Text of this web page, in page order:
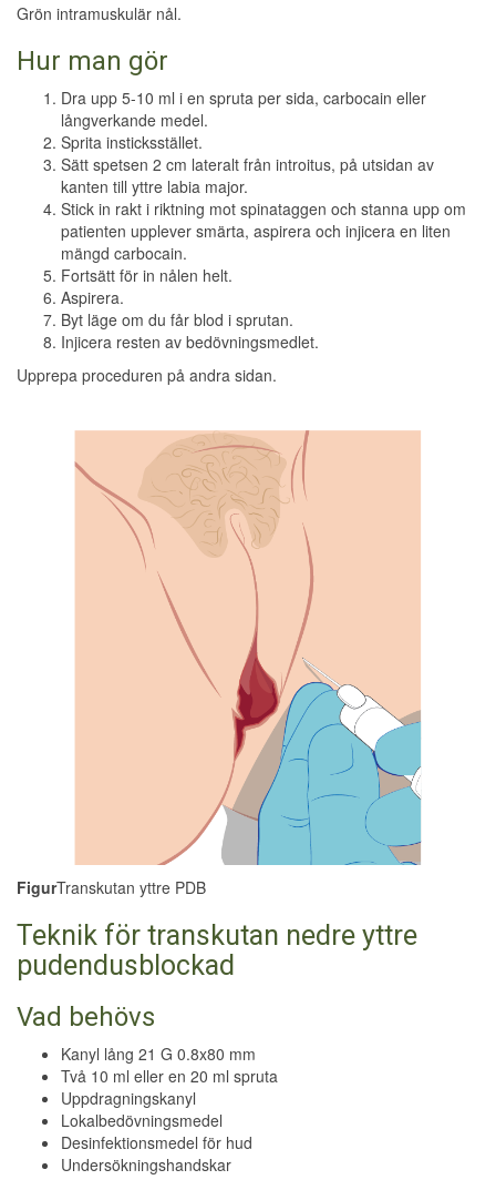
Grön intramuskulär nål.
Hur man gör
Dra upp 5-10 ml i en spruta per sida, carbocain eller
långverkande medel.
Sprita insticksstället.
Sätt spetsen 2 cm lateralt från introitus, på utsidan av
kanten till yttre labia major.
Stick in rakt i riktning mot spinataggen och stanna upp om
patienten upplever smärta, aspirera och injicera en liten
mängd carbocain.
Fortsätt för in nålen helt.
Aspirera.
Byt läge om du får blod i sprutan.
Injicera resten av bedövningsmedlet.
Upprepa proceduren på andra sidan.
FigurTranskutan yttre PDB
Teknik för transkutan nedre yttre
pudendusblockad
Vad behövs
Kanyl lång 21 G 0.8x80 mm
Två 10 ml eller en 20 ml spruta
Uppdragningskanyl
Lokalbedövningsmedel
Desinfektionsmedel för hud
Undersökningshandskar